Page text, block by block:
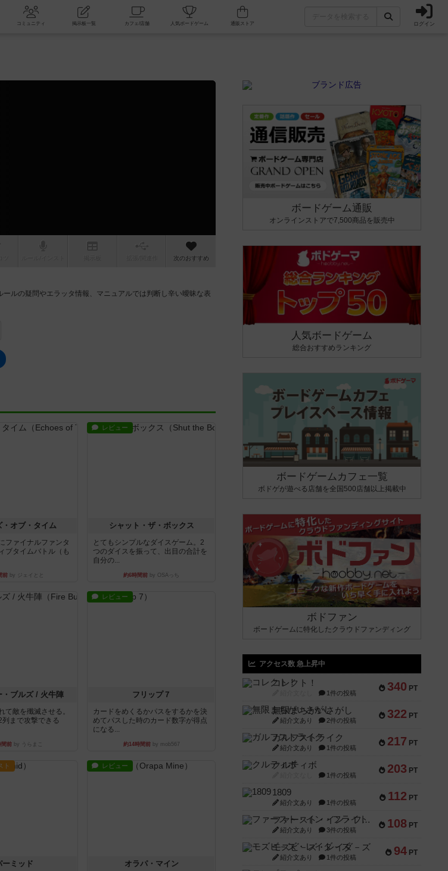
ードゲーム会 コミュニティ 掲示板一覧 カフェ/店舗 人気ボードゲーム ログイン
次のおすすめ
ルの疑問やエラッタ情報、マニュアルでは判断し辛い曖昧な表
・オブ・タイム
ファイナルファンタ
ブタイムバトル（も
前 by ジェイとと
レビュー
シャット・ザ・ボックス
とてもシンプルなダイスゲーム。2
つのダイスを振って、出目の合計を
自分の...
約6時間前 by OSAっち
・ブルズ / 火牛陣
て敵を殲滅させる。
まで攻撃できる
間前 by うらまこ
レビュー
フリップ７
カードをめくるかパスをするかを決
めてパスした時のカード数字が得点
になる...
約14時間前by mob567
ト
ーミッド
レビュー
オラパ・マイン
ボードゲーム通販
オンラインストアで7,500商品を販売中
人気ボードゲーム
総合おすすめランキング
ボードゲームカフェ一覧
ボドゲが遊べる店舗を全国500店舗以上掲載中
ボドファン
ボードゲームに特化したクラウドファンディング
アクセス数 急上昇中
340 PT
コレクト！
1件の投稿
322 PT
無限まちがいさがし
紹介文あり 2件の投稿
217 PT
ガルフストライク
紹介文あり 1件の投稿
203 PT
クルティボ
1件の投稿
112 PT
1809
紹介文あり 1件の投稿
108 PT
ファースト・イン・フライト
紹介文あり 3件の投稿
94 PT
モズビ－ズ・レイダ－ズ
紹介文あり 1件の投稿